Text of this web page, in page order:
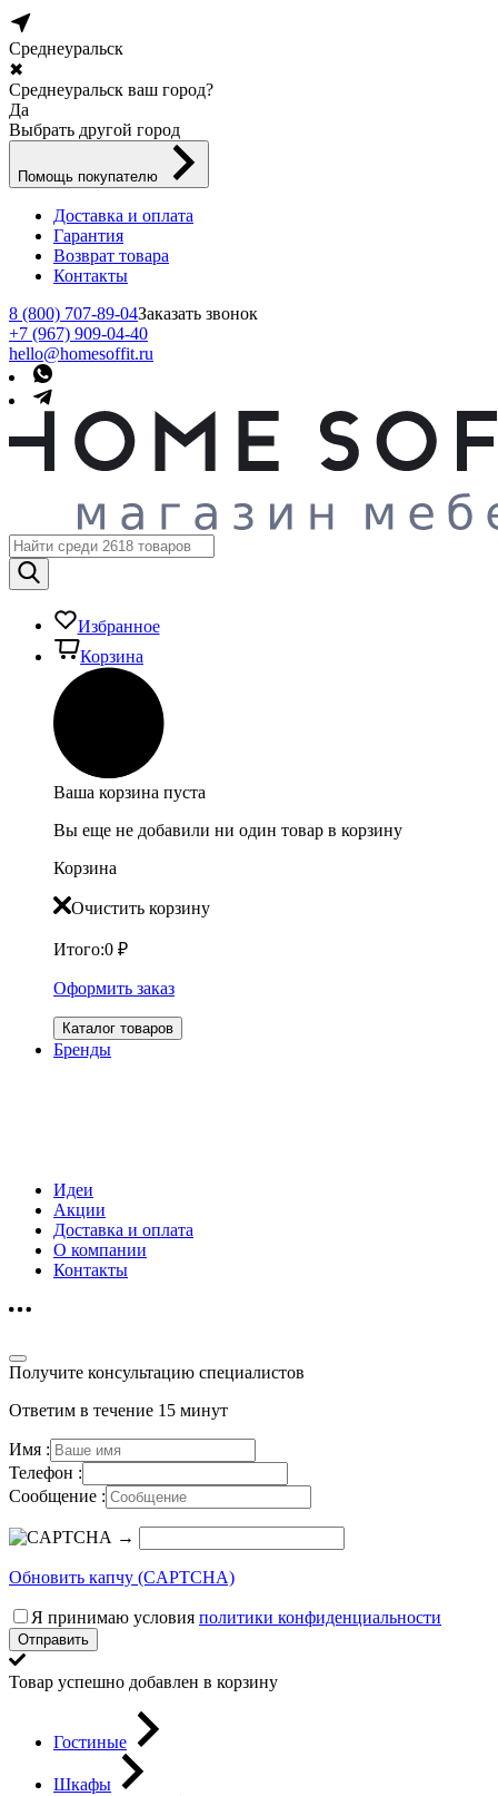
Среднеуральск
✖
Среднеуральск ваш город?
Да
Выбрать другой город
Помощь покупателю
Доставка и оплата
Гарантия
Возврат товара
Контакты
8 (800) 707-89-04Заказать звонок
+7 (967) 909-04-40
hello@homesoffit.ru
Избранное
Корзина
Ваша корзина пуста
Вы еще не добавили ни один товар в корзину
Корзина
Очистить корзину
Итого:0 ₽
Оформить заказ
Каталог товаров
Бренды
Идеи
Акции
Доставка и оплата
О компании
Контакты
Получите консультацию специалистов
Ответим в течение 15 минут
Имя :
Телефон :
Сообщение :
→
Обновить капчу (CAPTCHA)
Я принимаю условия политики конфиденциальности
Отправить
Товар успешно добавлен в корзину
Гостиные
Шкафы